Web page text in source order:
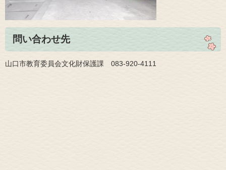
問い合わせ先
山口市教育委員会文化財保護課 083-920-4111